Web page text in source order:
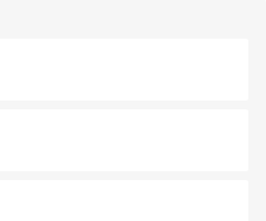
の風情を楽しめる外せないスポット